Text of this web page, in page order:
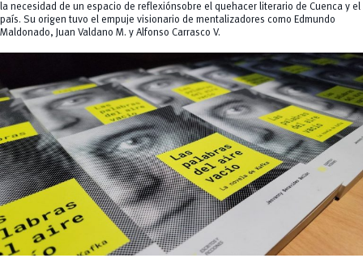
la necesidad de un espacio de reflexiónsobre el quehacer literario de Cuenca y el
país. Su origen tuvo el empuje visionario de mentalizadores como Edmundo
Maldonado, Juan Valdano M. y Alfonso Carrasco V.